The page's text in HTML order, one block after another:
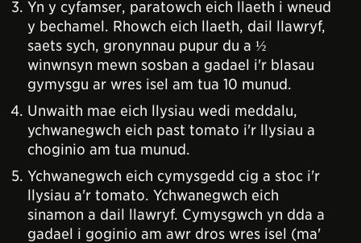
Yn y cyfamser, paratowch eich llaeth i wneud
y bechamel. Rhowch eich llaeth, dail llawryf,
saets sych, gronynnau pupur du a ½
winwnsyn mewn sosban a gadael i'r blasau
gymysgu ar wres isel am tua 10 munud.
Unwaith mae eich llysiau wedi meddalu,
ychwanegwch eich past tomato i'r llysiau a
choginio am tua munud.
Ychwanegwch eich cymysgedd cig a stoc i'r
llysiau a'r tomato. Ychwanegwch eich
sinamon a dail llawryf. Cymysgwch yn dda a
gadael i goginio am awr dros wres isel (ma'